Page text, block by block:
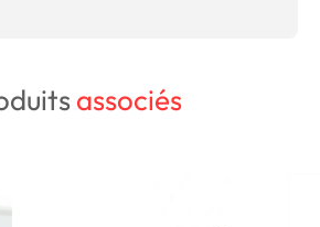
associés